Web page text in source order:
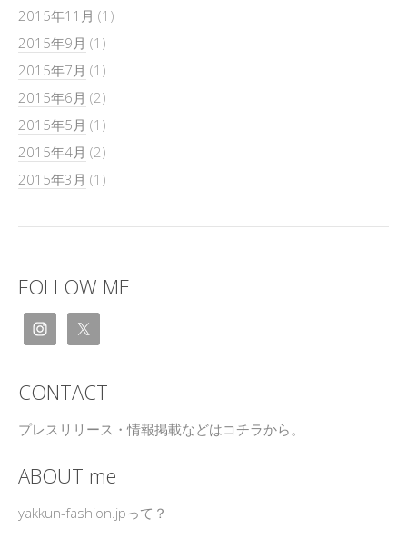
2015年11月 (1)
2015年9月 (1)
2015年7月 (1)
2015年6月 (2)
2015年5月 (1)
2015年4月 (2)
2015年3月 (1)
FOLLOW ME
CONTACT
プレスリリース・情報掲載などはコチラから。
ABOUT me
yakkun-fashion.jpって？